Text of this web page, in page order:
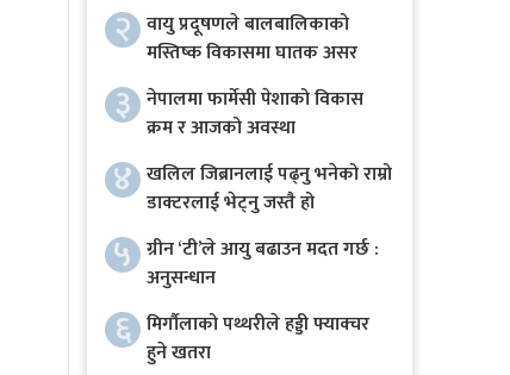
२ वायु प्रदूषणले बालबालिकाको
मस्तिष्क विकासमा घातक असर
३ नेपालमा फार्मेसी पेशाको विकास
क्रम र आजको अवस्था
४ खलिल जिब्रानलाई पढ्नु भनेको राम्रो
डाक्टरलाई भेट्नु जस्तै हो
५ ग्रीन ‘टी’ले आयु बढाउन मदत गर्छ :
अनुसन्धान
६ मिर्गौलाको पथ्थरीले हड्डी फ्याक्चर
हुने खतरा